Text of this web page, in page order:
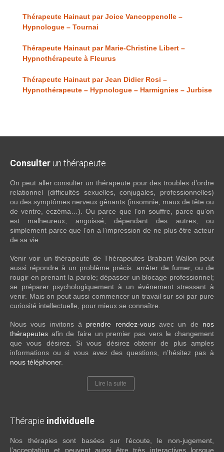
Thérapeute Hainaut par Joice Vancoppenolle –
Hypnologue – Tournai
Thérapeute Hainaut par Marie-Christine Libert –
Hypnothérapeute à Fleurus
Thérapeute Hainaut par Jean Didier Rosi –
Hypnothérapeute – Hypnologue – Harmignies – Jurbise
Consulter un thérapeute
On peut aller consulter un thérapeute pour des troubles d’ordre
relationnel (difficultés sexuelles, conjugales, professionnelles)
ou des symptômes nerveux gênants (insomnie, maux de tête ou
de ventre, eczéma…). Ou parce que l’on souffre, parce qu’on
est malheureux, angoissé, dépendant des autres, ou
simplement parce que l’on a l’impression de ne plus être acteur
de sa vie.
Venir voir un thérapeute de Thérapeutes Brabant Wallon peut
aussi répondre à un problème précis: arrêter de fumer, ou de
rougir en prenant la parole; dépasser un blocage professionnel;
se préparer psychologiquement à un événement stressant à
venir. Mais on peut aussi commencer un travail sur soi par pure
curiosité intellectuelle, pour mieux se connaître.
Nous vous invitons à prendre rendez-vousavec un de nos
thérapeutes afin de faire un premier pas vers le changement
que vous désirez. Si vous désirez obtenir de plus amples
informations ou si vous avez des questions, n’hésitez pas à
nous téléphoner.
Lire la suite
Thérapie individuelle
Nos thérapies sont basées sur l’écoute, le non-jugement,
l’acceptation et peuvent aussi être très interactives lorsque